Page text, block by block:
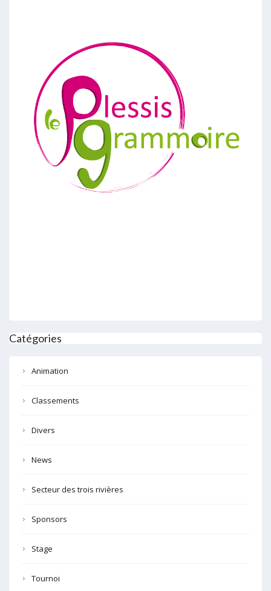
Catégories
Animation
Classements
Divers
News
Secteur des trois rivières
Sponsors
Stage
Tournoi